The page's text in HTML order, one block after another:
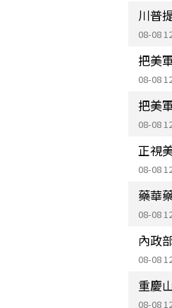
川普
08-08
把美
08-08
把美
08-08
正視
08-08
藥華
08-08
內政
08-08
重慶
08-08